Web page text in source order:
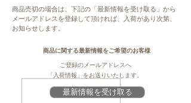
紅茶：2.5ｇティーパック2個ずつの個包装
×6個入り
※2箱セット
注意
作成・掲載をしています。提供元の規格変更
などに伴い、本サイト掲載の情報から予告な
く変更となる場合がございます。商品に関す
る義務表示事項（原材料、栄養成分、アレル
ギー情報、添加物など）については、商品到
商品売切の場合は、下記の「最新情報を受け取る」から
メールアドレスを登録して頂ければ、入荷があり次第、
お知らせします。
最新情報を受け取る
商品に関する最新情報をご希望のお客様
ご登録のメールアドレスへ
「入荷情報」をお送りいたします。